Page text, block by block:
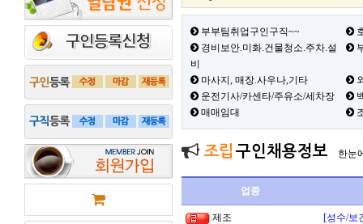
부부팀취업구인구직~~
경비보안.미화.건물청소.주차.설
비
마사지, 매장.사우나,기타
운전기사/카센타/주유소/세차장
매매임대
조립 구인채용정보 한눈
업종
제조 [성수/보